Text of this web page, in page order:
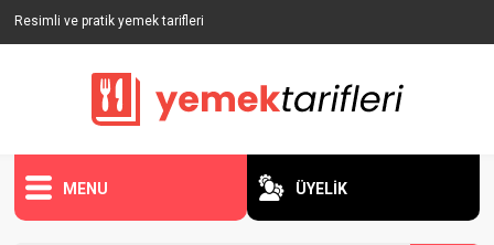
Resimli ve pratik yemek tarifleri
MENU ÜYELİK